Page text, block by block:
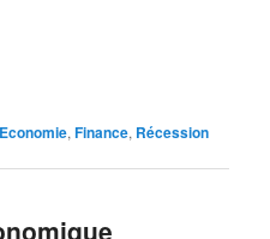
Economie,Finance, Récession